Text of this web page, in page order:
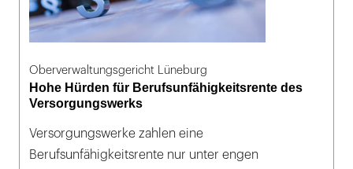
Oberverwaltungsgericht Lüneburg
Hohe Hürden für Berufsunfähigkeitsrente des
Versorgungswerks
Versorgungswerke zahlen eine
Berufsunfähigkeitsrente nur unter engen